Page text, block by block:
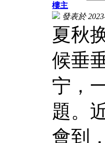
樓主
發表於
夏秋
候垂
宁，
題。
會到